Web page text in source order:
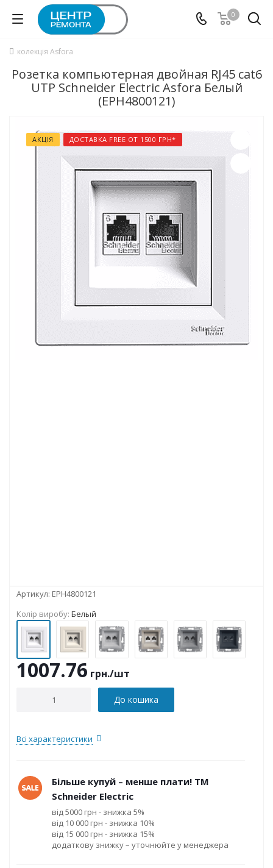
0
колекція Asfora
Розетка компьютерная двойная RJ45 cat6
UTP Schneider Electric Asfora Белый
(EPH4800121)
АКЦІЯ ДОСТАВКА FREE ОТ 1500 ГРН*
Артикул: EPH4800121
Колір виробу: Белый
1007.76 грн./шт
До кошика
Всі характеристики
Більше купуй – менше плати! ТМ
Schneider Electric
від 5000 грн - знижка 5%
від 10 000 грн - знижка 10%
від 15 000 грн - знижка 15%
додаткову знижку – уточнюйте у менеджера